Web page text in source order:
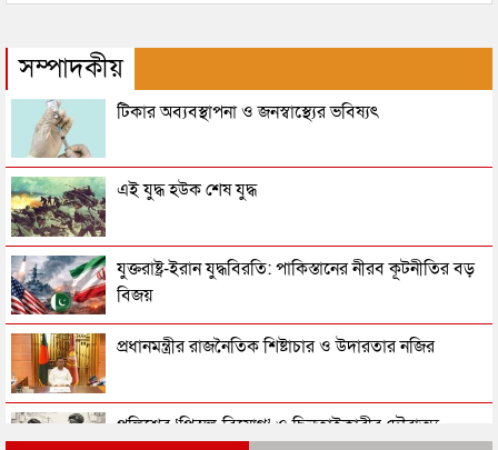
সম্পাদকীয়
টিকার অব্যবস্থাপনা ও জনস্বাস্থ্যের ভবিষ্যৎ
এই যুদ্ধ হউক শেষ যুদ্ধ
যুক্তরাষ্ট্র-ইরান যুদ্ধবিরতি: পাকিস্তানের নীরব কূটনীতির বড়
বিজয়
প্রধানমন্ত্রীর রাজনৈতিক শিষ্টাচার ও উদারতার নজির
পুলিশের ‘পিস্তল-বিয়োগ’ ও ছিনতাইকারীর দৌরাত্ম্য